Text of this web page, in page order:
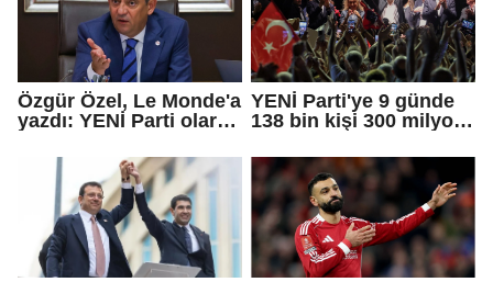
Özgür Özel, Le Monde'a
yazdı: YENİ Parti olarak
öneriyoruz
YENİ Parti'ye 9 günde
138 bin kişi 300 milyon